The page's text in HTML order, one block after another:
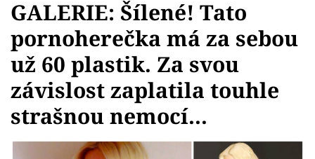
Témata
Showbyznys
Youtubeři
Virály
GALERIE: Šílené! Tato
pornoherečka má za sebou
už 60 plastik. Za svou
závislost zaplatila touhle
strašnou nemocí...